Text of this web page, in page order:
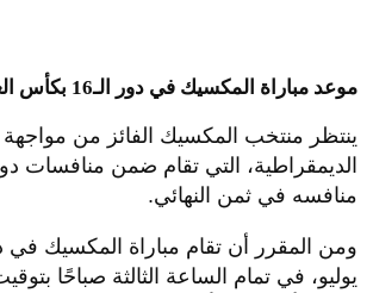
موعد مباراة المكسيك في دور الـ16 بكأس العالم 2026
ينتظر منتخب المكسيك الفائز من مواجهة
منافسه في ثمن النهائي.
يوليو، في تمام الساعة الثالثة صباحًا